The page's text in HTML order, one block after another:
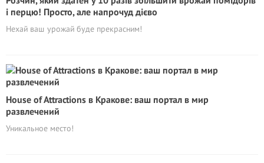
і перцю! Просто, але напрочуд дієво
Нехай ваш урожай буде прекрасним!
House of Attractions в Кракове: ваш портал в мир
развлечений
Уникальное место!